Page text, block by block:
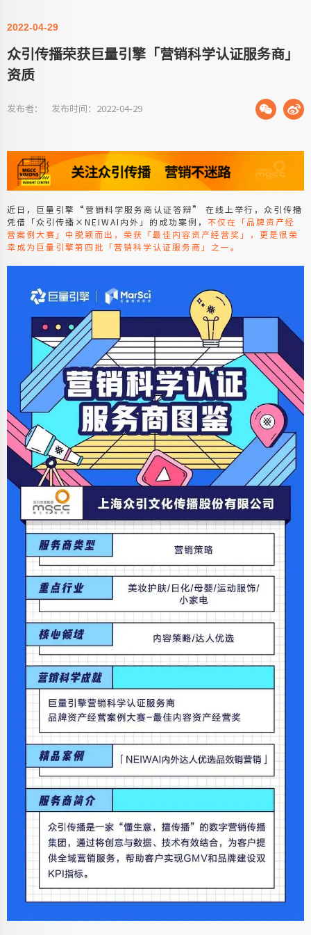
2022-04-29
众引传播荣获巨量引擎「营销科学认证服务商」
资质
发布者： 发布时间：2022-04-29
近日，巨量引擎“营销科学服务商认证答辩” 在线上举行，众引传播
凭借「众引传播×NEIWAI内外」的成功案例， 不仅在「品牌资产经
营案例大赛」中脱颖而出，荣获「最佳内容资产经营奖」，更是很荣
幸成为巨量引擎第四批「营销科学认证服务商」之一。